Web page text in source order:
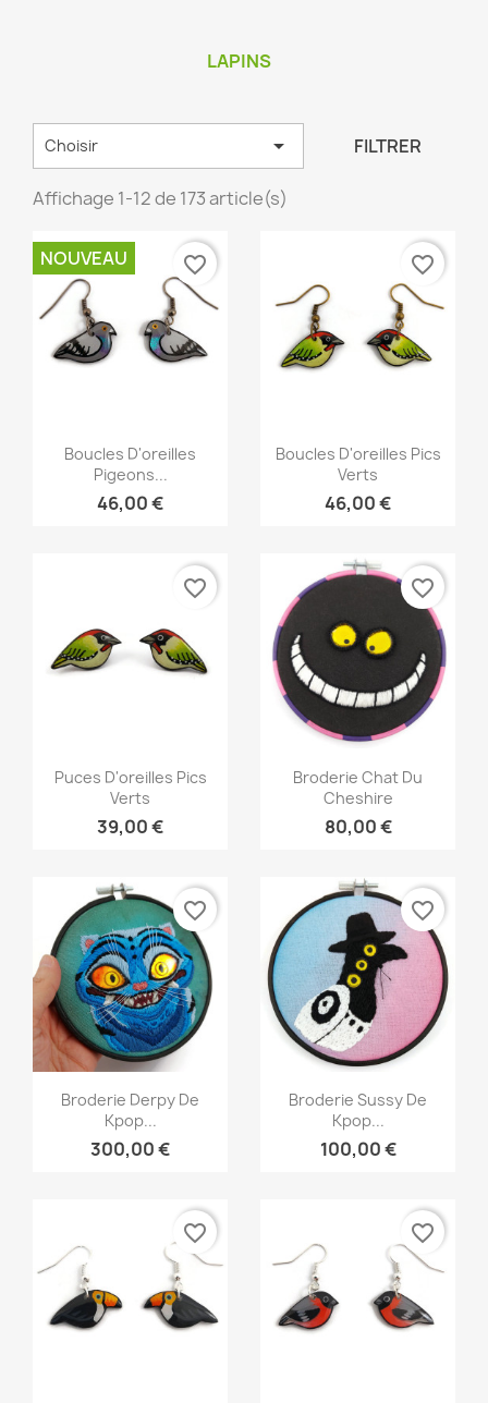
LAPINS
Choisir  FILTRER
Affichage 1-12 de 173 article(s)
Aperçu rapide
Boucles D'oreilles
Pigeons...
46,00 €
NOUVEAU favorite_border
Aperçu rapide
Boucles D'oreilles Pics
Verts
46,00 €
favorite_border
Aperçu rapide
Puces D'oreilles Pics
Verts
39,00 €
favorite_border
Aperçu rapide
Broderie Chat Du
Cheshire
80,00 €
favorite_border
Aperçu rapide
Broderie Derpy De
Kpop...
300,00 €
favorite_border
Aperçu rapide
Broderie Sussy De
Kpop...
100,00 €
favorite_border
favorite_border favorite_border